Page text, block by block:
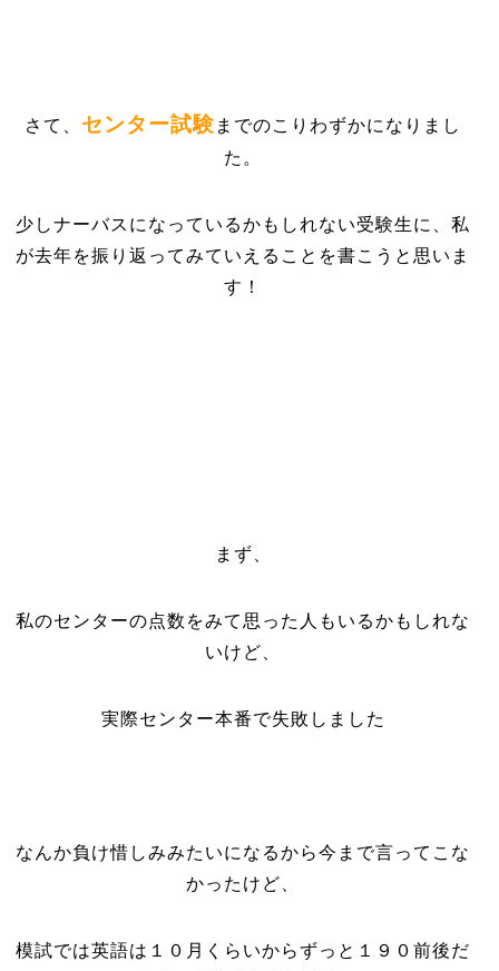
さて、 センター試験までのこりわずかになりまし
た。
少しナーバスになっているかもしれない受験生に、私
が去年を振り返ってみていえることを書こうと思いま
す！
まず、
私のセンターの点数をみて思った人もいるかもしれな
いけど、
実際センター本番で失敗しました
なんか負け惜しみみたいになるから今まで言ってこな
かったけど、
模試では英語は１０月くらいからずっと１９０前後だ